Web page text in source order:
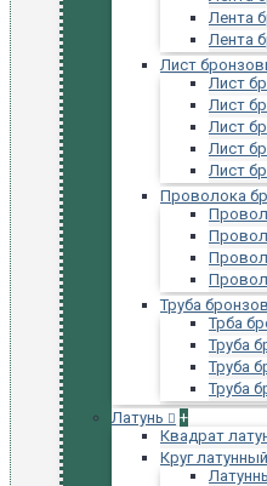
Лента
Лента
Лист
Лист
Лист
Лист
Лист
Лист
Проволока
Труба
Трба
Труба
Труба
Труба
Латунь
+
Квадрат
Круг латунный